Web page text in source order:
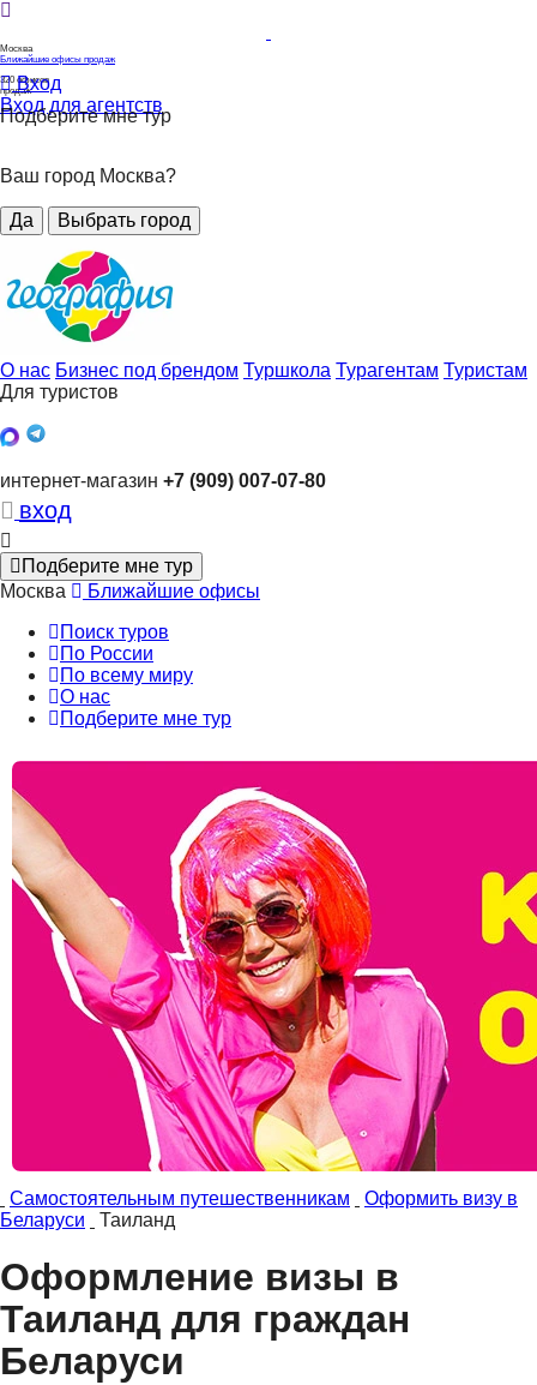
Москва
Ближайшие офисы продаж
320 офисов
продаж
Вход
Вход для агентств
Подберите мне тур
Ваш город Москва?
Да Выбрать город
О нас Бизнес под брендом Туршкола Турагентам Туристам
Для туристов
интернет-магазин +7 (909) 007-07-80
вход
Подберите мне тур
Москва
Ближайшие офисы
Поиск туров
По России
По всему миру
О нас
Подберите мне тур
Самостоятельным путешественникам
Оформить визу в
Беларуси
Таиланд
Оформление визы в
Таиланд для граждан
Беларуси